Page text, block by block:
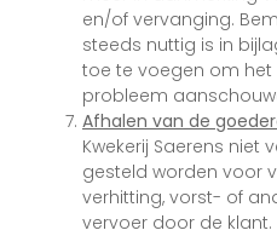
en/of vervanging.
steeds nuttig is in
toe te voegen om het
probleem
Afhalen van de
Kwekerij Saerens niet
gesteld worden voor
verhitting, vorst- of
vervoer door de